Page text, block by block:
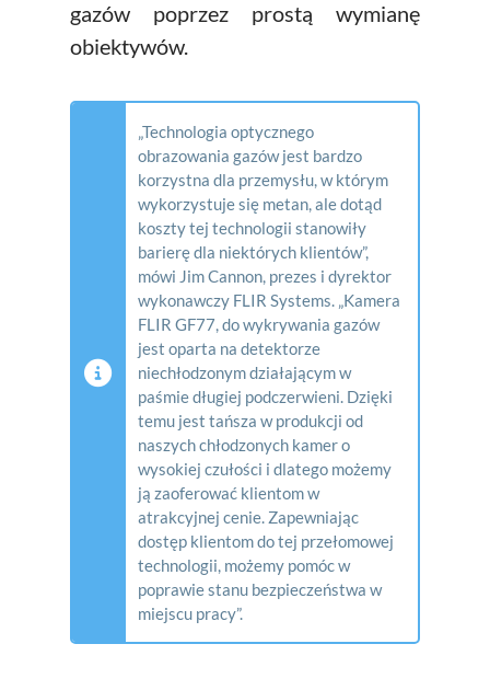
gazów poprzez prostą wymianę
obiektywów.
„Technologia optycznego
obrazowania gazów jest bardzo
korzystna dla przemysłu, w którym
wykorzystuje się metan, ale dotąd
koszty tej technologii stanowiły
barierę dla niektórych klientów”,
mówi Jim Cannon, prezes i dyrektor
wykonawczy FLIR Systems. „Kamera
FLIR GF77, do wykrywania gazów
jest oparta na detektorze
niechłodzonym działającym w
paśmie długiej podczerwieni. Dzięki
temu jest tańsza w produkcji od
naszych chłodzonych kamer o
wysokiej czułości i dlatego możemy
ją zaoferować klientom w
atrakcyjnej cenie. Zapewniając
dostęp klientom do tej przełomowej
technologii, możemy pomóc w
poprawie stanu bezpieczeństwa w
miejscu pracy”.